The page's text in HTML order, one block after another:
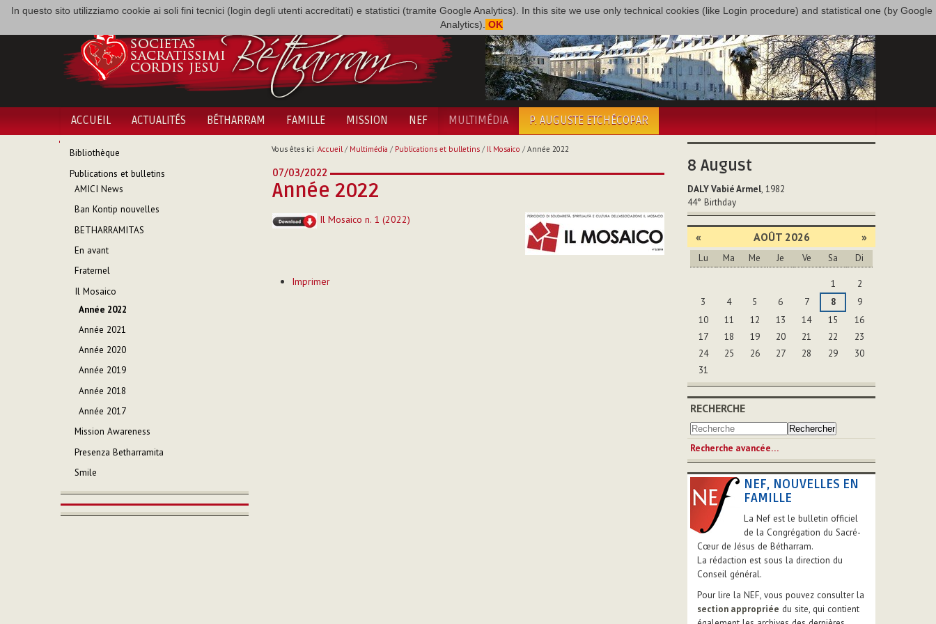
In questo sito utilizziamo cookie ai soli fini tecnici (login degli utenti accreditati) e statistici (tramite Google Analytics). In this site we use only technical cookies (like Login procedure) and statistical one (by Google
Analytics). OK
ACCUEIL ACTUALITÉS BÉTHARRAM FAMILLE MISSION NEF MULTIMÉDIA P. AUGUSTE ETCHÉCOPAR
NAVIGATION
Bibliothèque
Publications et bulletins
AMICI News
Ban Kontip nouvelles
BETHARRAMITAS
En avant
Fraternel
Il Mosaico
Année 2022
Année 2021
Année 2020
Année 2019
Année 2018
Année 2017
Mission Awareness
Presenza Betharramita
Smile
Vous êtes ici :Accueil/ Multimédia / Publications et bulletins/ Il Mosaico / Année 2022
07/03/2022
Année 2022
Il Mosaico n. 1 (2022)
sur
Imprimer
8 August
DALY Vabié Armel, 1982
44° Birthday
« AOÛT 2026 »
Lu Ma Me Je Ve Sa Di
1
2
3
4 5 6 7 8
9
10
11 12 13 14 15
16
17
18 19 20 21 22
23
24
25 26 27 28 29
30
31
RECHERCHE
Recherche avancée…
NEF, NOUVELLES EN
FAMILLE
La Nef est le bulletin officiel
de la Congrégation du Sacré-
Cœur de Jésus de Bétharram.
La rédaction est sous la direction du
Conseil général.
Pour lire la NEF, vous pouvez consulter la
section appropriée du site, qui contient